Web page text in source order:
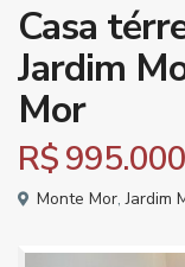
Casa
Jardim
Mor
R$ 995.000
Monte Mor,Jardim